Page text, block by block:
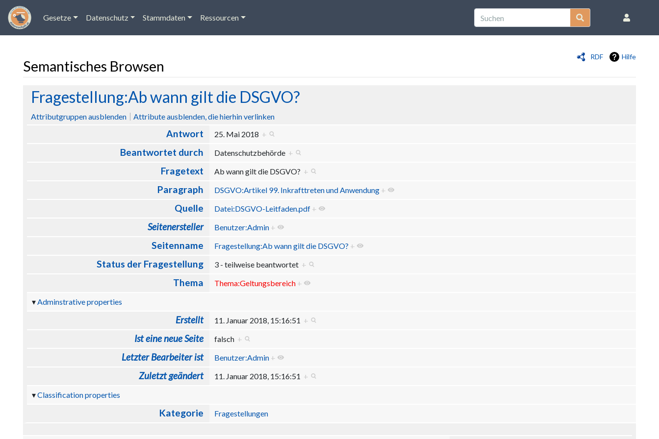
Gesetze Datenschutz Stammdaten Ressourcen
RDF Hilfe
Semantisches Browsen
Wechseln zu: Navigation
Fragestellung:Ab wann gilt die DSGVO?
Attributgruppen ausblenden Attribute ausblenden, die hierhin verlinken
Antwort 25. Mai 2018 +
Beantwortet durch Datenschutzbehörde +
Fragetext Ab wann gilt die DSGVO? +
Paragraph DSGVO:Artikel 99. Inkrafttreten und Anwendung +
Quelle Datei:DSGVO-Leitfaden.pdf +
Seitenersteller Benutzer:Admin +
Seitenname Fragestellung:Ab wann gilt die DSGVO? +
Status der Fragestellung 3 - teilweise beantwortet +
Thema Thema:Geltungsbereich +
Adminstrative properties
Erstellt 11. Januar 2018, 15:16:51 +
Ist eine neue Seite falsch +
Letzter Bearbeiter ist Benutzer:Admin +
Zuletzt geändert 11. Januar 2018, 15:16:51 +
Classification properties
Kategorie Fragestellungen